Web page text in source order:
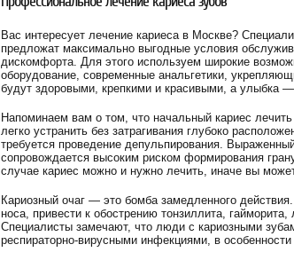
Вас интересует лечение кариеса в Москве?
предложат максимально выгодные условия
дискомфорта. Для этого используем широкие
оборудование, современные анальгетики,
будут здоровыми, крепкими и красивыми, а улыбка
Напоминаем вам о том, что начальный кариес
легко устранить без затрагивания глубоко
требуется проведение депульпирования.
сопровождается высоким риском формирования
случае кариес можно и нужно лечить, иначе вы
Кариозный очаг — это бомба замедленного
носа, привести к обострению тонзиллита,
Специалисты замечают, что люди с кариозными
респираторно-вирусными инфекциями, в